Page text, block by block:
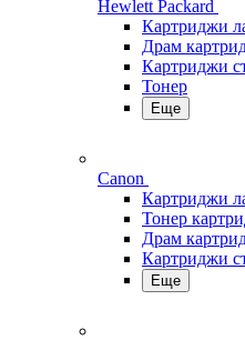
Hewlett Packard
Картриджи
Драм
Картриджи
Тонер
Еще
Canon
Картриджи
Тонер
Драм
Картриджи
Еще